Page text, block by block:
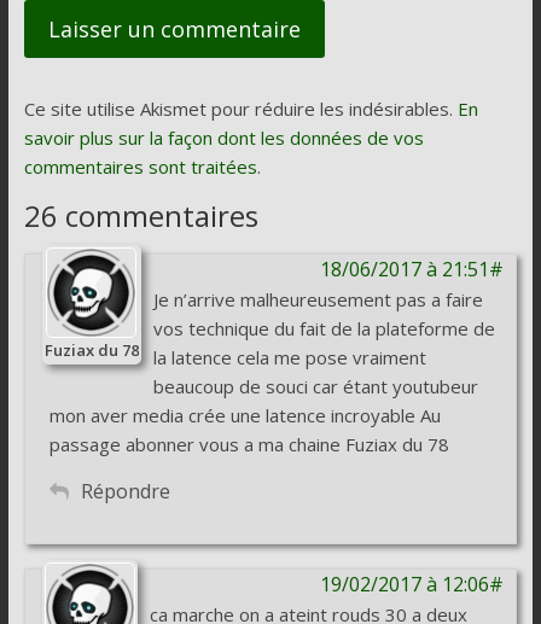
Ce site utilise Akismet pour réduire les indésirables. En
savoir plus sur la façon dont les données de vos
commentaires sont traitées.
26 commentaires
18/06/2017 à 21:51#
Fuziax du 78
Je n’arrive malheureusement pas a faire
vos technique du fait de la plateforme de
la latence cela me pose vraiment
beaucoup de souci car étant youtubeur
mon aver media crée une latence incroyable Au
passage abonner vous a ma chaine Fuziax du 78
Répondre
19/02/2017 à 12:06#
ca marche on a ateint rouds 30 a deux